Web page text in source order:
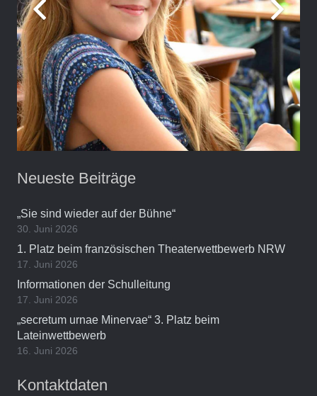
Neueste Beiträge
„Sie sind wieder auf der Bühne“
30. Juni 2026
1. Platz beim französischen Theaterwettbewerb NRW
17. Juni 2026
Informationen der Schulleitung
17. Juni 2026
„secretum urnae Minervae“ 3. Platz beim
Lateinwettbewerb
16. Juni 2026
Kontaktdaten